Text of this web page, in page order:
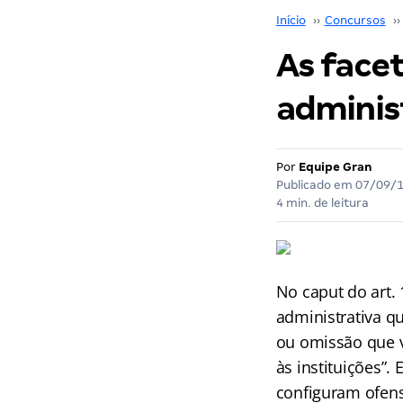
Início ›› Concursos ››
As
Por Equipe Gran
Publicado em 07/09/
4 min. de leitura
No caput do art.
administrativa
ou omissão que
às instituições”.
configuram